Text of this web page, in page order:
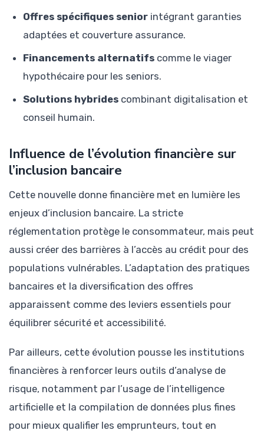
Offres spécifiques senior intégrant garanties
adaptées et couverture assurance.
Financements alternatifs comme le viager
hypothécaire pour les seniors.
Solutions hybrides combinant digitalisation et
conseil humain.
Influence de l’évolution financière sur
l’inclusion bancaire
Cette nouvelle donne financière met en lumière les
enjeux d’inclusion bancaire. La stricte
réglementation protège le consommateur, mais peut
aussi créer des barrières à l’accès au crédit pour des
populations vulnérables. L’adaptation des pratiques
bancaires et la diversification des offres
apparaissent comme des leviers essentiels pour
équilibrer sécurité et accessibilité.
Par ailleurs, cette évolution pousse les institutions
financières à renforcer leurs outils d’analyse de
risque, notamment par l’usage de l’intelligence
artificielle et la compilation de données plus fines
pour mieux qualifier les emprunteurs, tout en